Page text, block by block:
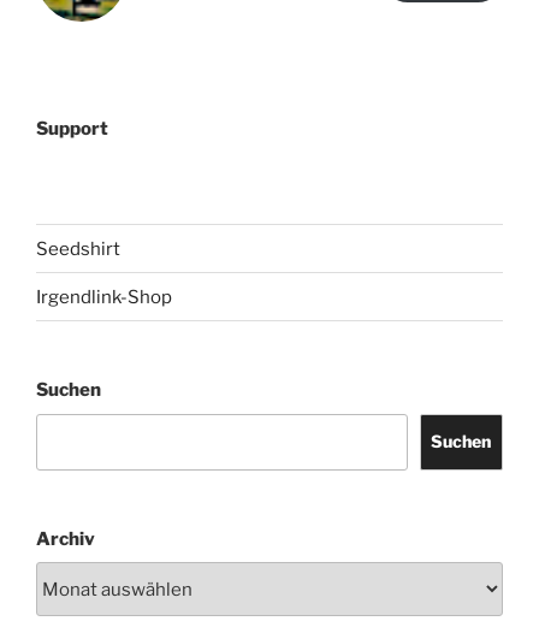
Support
Seedshirt
Irgendlink-Shop
Suchen
Suchen
Archiv